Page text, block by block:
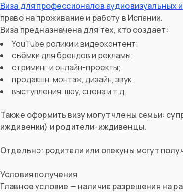
Виза для профессионалов аудиовизуальных
право на проживание и работу в Испании.
Виза предназначена для тех, кто создает:
YouTube ролики и видеоконтент;
съёмки для брендов и рекламы;
стриминг и онлайн-проекты;
продакшн, монтаж, дизайн, звук;
выступления, шоу, сцена и т.д.
Также оформить визу могут члены семьи:
иждивении) и родители-иждивенцы.
Отдельно: родители или опекуны могут
Условия получения
Главное условие — наличие разрешения на